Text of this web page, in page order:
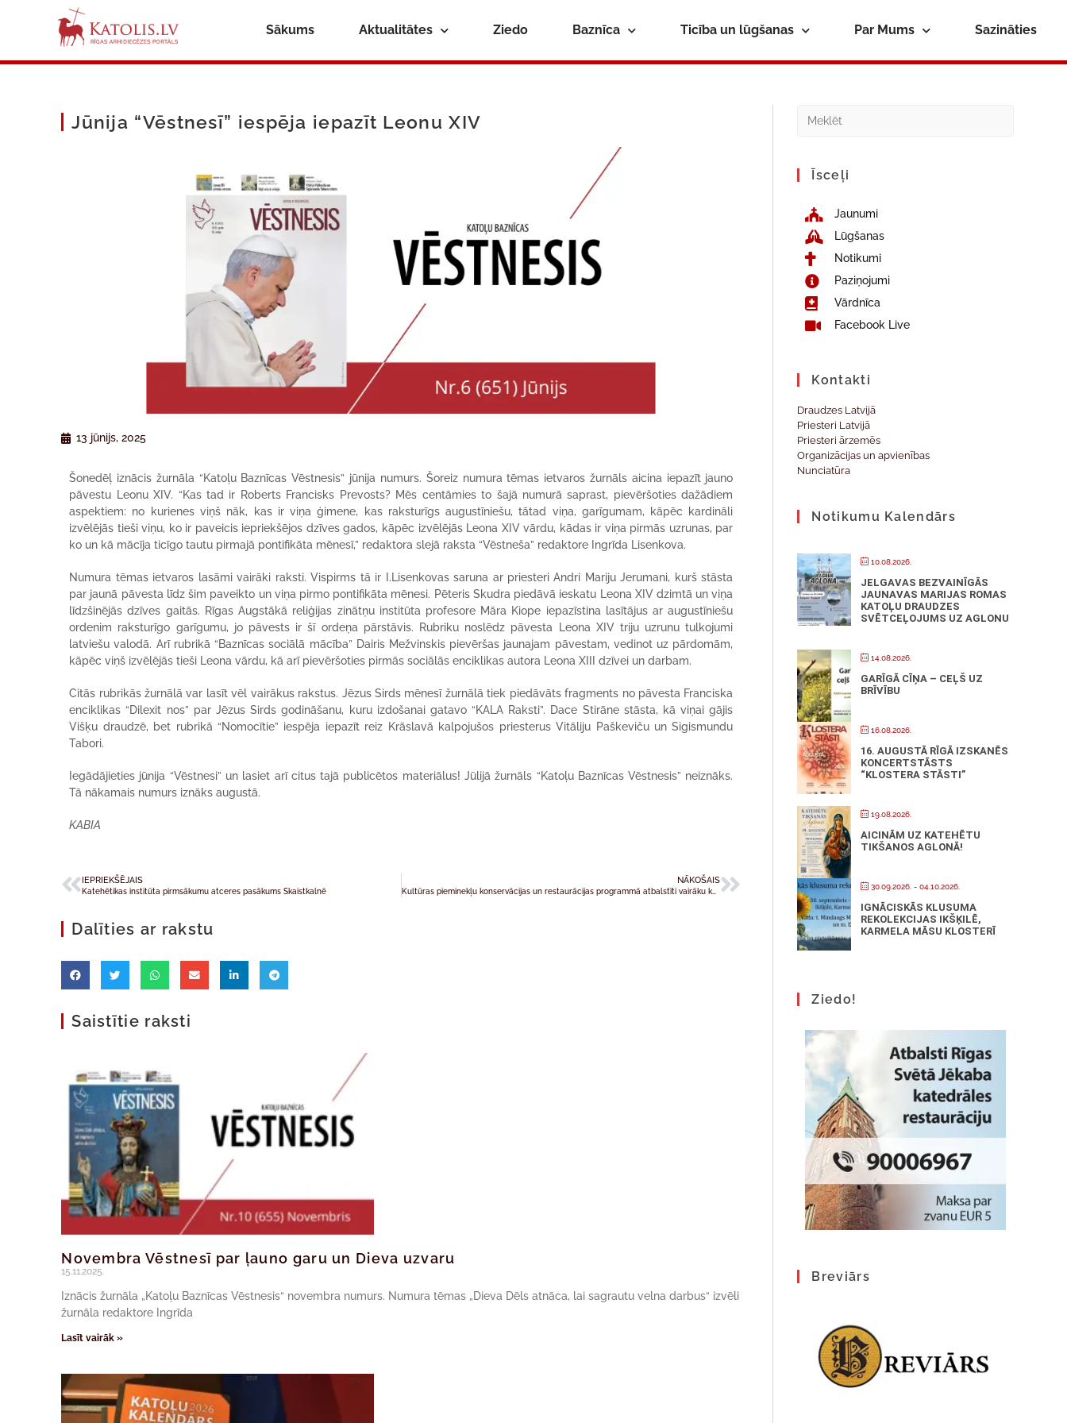
Sākums Aktualitātes Ziedo Baznīca Ticība un lūgšanas Par Mums Sazināties
Jūnija “Vēstnesī” iespēja iepazīt Leonu XIV
13 jūnijs, 2025
Šonedēļ iznācis žurnāla “Katoļu Baznīcas Vēstnesis” jūnija numurs. Šoreiz numura tēmas ietvaros žurnāls aicina iepazīt jauno
pāvestu Leonu XIV. “Kas tad ir Roberts Francisks Prevosts? Mēs centāmies to šajā numurā saprast, pievēršoties dažādiem
aspektiem: no kurienes viņš nāk, kas ir viņa ģimene, kas raksturīgs augustīniešu, tātad viņa, garīgumam, kāpēc kardināli
izvēlējās tieši viņu, ko ir paveicis iepriekšējos dzīves gados, kāpēc izvēlējās Leona XIV vārdu, kādas ir viņa pirmās uzrunas, par
ko un kā mācīja ticīgo tautu pirmajā pontifikāta mēnesī,” redaktora slejā raksta “Vēstneša” redaktore Ingrīda Lisenkova.
Numura tēmas ietvaros lasāmi vairāki raksti. Vispirms tā ir I.Lisenkovas saruna ar priesteri Andri Mariju Jerumani, kurš stāsta
par jaunā pāvesta līdz šim paveikto un viņa pirmo pontifikāta mēnesi. Pēteris Skudra piedāvā ieskatu Leona XIV dzimtā un viņa
līdzšinējās dzīves gaitās. Rīgas Augstākā reliģijas zinātņu institūta profesore Māra Kiope iepazīstina lasītājus ar augustīniešu
ordenim raksturīgo garīgumu, jo pāvests ir šī ordeņa pārstāvis. Rubriku noslēdz pāvesta Leona XIV triju uzrunu tulkojumi
latviešu valodā. Arī rubrikā “Baznīcas sociālā mācība” Dairis Mežvinskis pievēršas jaunajam pāvestam, vedinot uz pārdomām,
kāpēc viņš izvēlējās tieši Leona vārdu, kā arī pievēršoties pirmās sociālās enciklikas autora Leona XIII dzīvei un darbam.
Citās rubrikās žurnālā var lasīt vēl vairākus rakstus. Jēzus Sirds mēnesī žurnālā tiek piedāvāts fragments no pāvesta Franciska
enciklikas “Dilexit nos” par Jēzus Sirds godināšanu, kuru izdošanai gatavo “KALA Raksti”. Dace Stirāne stāsta, kā viņai gājis
Višķu draudzē, bet rubrikā “Nomocītie” iespēja iepazīt reiz Krāslavā kalpojušos priesterus Vitāliju Paškeviču un Sigismundu
Tabori.
Iegādājieties jūnija “Vēstnesi” un lasiet arī citus tajā publicētos materiālus! Jūlijā žurnāls “Katoļu Baznīcas Vēstnesis” neiznāks.
Tā nākamais numurs iznāks augustā.
KABIA
IEPRIEKŠĒJAIS
Katehētikas institūta pirmsākumu atceres pasākums Skaistkalnē
NĀKOŠAIS
Kultūras pieminekļu konservācijas un restaurācijas programmā atbalstīti vairāku katoļu draudžu projekti
Dalīties ar rakstu
Saistītie raksti
Novembra Vēstnesī par ļauno garu un Dieva uzvaru
15.11.2025.
Iznācis žurnāla „Katoļu Baznīcas Vēstnesis“ novembra numurs. Numura tēmas „Dieva Dēls atnāca, lai sagrautu velna darbus“ izvēli
žurnāla redaktore Ingrīda
Lasīt vairāk »
Īsceļi
Jaunumi
Lūgšanas
Notikumi
Paziņojumi
Vārdnīca
Facebook Live
Kontakti
Draudzes Latvijā
Priesteri Latvijā
Priesteri ārzemēs
Organizācijas un apvienības
Nunciatūra
Notikumu Kalendārs
10.08.2026.
JELGAVAS BEZVAINĪGĀS
JAUNAVAS MARIJAS ROMAS
KATOĻU DRAUDZES
SVĒTCEĻOJUMS UZ AGLONU
14.08.2026.
GARĪGĀ CĪŅA – CEĻŠ UZ
BRĪVĪBU
16.08.2026.
16. AUGUSTĀ RĪGĀ IZSKANĒS
KONCERTSTĀSTS
“KLOSTERA STĀSTI”
19.08.2026.
AICINĀM UZ KATEHĒTU
TIKŠANOS AGLONĀ!
30.09.2026. - 04.10.2026.
IGNĀCISKĀS KLUSUMA
REKOLEKCIJAS IKŠĶILĒ,
KARMELA MĀSU KLOSTERĪ
Ziedo!
Breviārs